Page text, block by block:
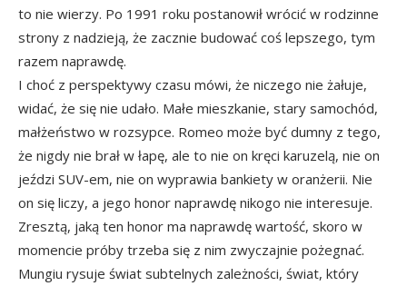
to nie wierzy. Po 1991 roku postanowił wrócić w rodzinne
strony z nadzieją, że zacznie budować coś lepszego, tym
razem naprawdę.
I choć z perspektywy czasu mówi, że niczego nie żałuje,
widać, że się nie udało. Małe mieszkanie, stary samochód,
małżeństwo w rozsypce. Romeo może być dumny z tego,
że nigdy nie brał w łapę, ale to nie on kręci karuzelą, nie on
jeździ SUV-em, nie on wyprawia bankiety w oranżerii. Nie
on się liczy, a jego honor naprawdę nikogo nie interesuje.
Zresztą, jaką ten honor ma naprawdę wartość, skoro w
momencie próby trzeba się z nim zwyczajnie pożegnać.
Mungiu rysuje świat subtelnych zależności, świat, który